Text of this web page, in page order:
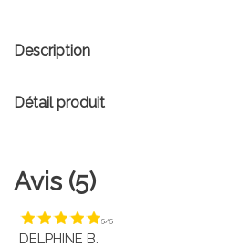
Description
Détail produit
Avis (5)
5/5
DELPHINE B.